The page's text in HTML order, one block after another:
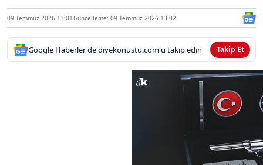
09 Temmuz 2026 13:01 Güncelleme: 09 Temmuz 2026 13:02
Google Haberler'de diyekonustu.com'u takip edin Takip Et